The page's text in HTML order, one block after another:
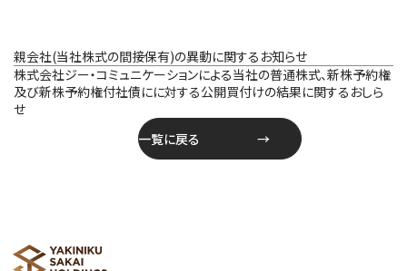
投
稿
ナ
ビ
親会社(当社株式の間接保有)の異動に関するお知らせ
株式会社ジー・コミュニケーションによる当社の普通株式、新株予約権
及び新株予約権付社債にに対する公開買付けの結果に関するおしら
せ
一覧に戻る